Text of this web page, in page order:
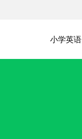
小学英语